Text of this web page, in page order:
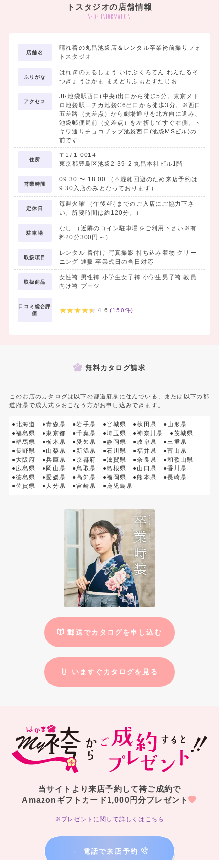
トスタジオの店舗情報
shop information
店舗名
晴れ着の丸昌池袋店＆レンタル卒業袴前撮りフォ
トスタジオ
ふりがな
はれぎのまるしょう いけぶくろてん れんたるそ
つぎょうはかま まえどりふぉとすたじお
アクセス
JR池袋駅西口(中央)出口から徒歩5分。東京メト
ロ池袋駅エチカ池袋C6出口から徒歩3分。※西口
五差路（交差点）から劇場通りを北方向に進み、
池袋郵便局前（交差点）を左折してすぐ右側。ト
キワ通りチョコザップ池袋西口(池袋MSビル)の
前です
住所
〒171-0014
東京都豊島区池袋2-39-2 丸昌本社ビル1階
営業時間
09:30 〜 18:00
（⚠️混雑回避のため来店予約は
9:30入店のみとなっております）
定休日
毎週火曜 （午後4時までのご入店にご協力下さ
い。所要時間は約120分。）
駐車場
なし （近隣のコイン駐車場をご利用下さい※有
料20分300円～）
取扱項目
レンタル 着付け 写真撮影 持ち込み着物 クリー
ニング 通販 卒業式日の当日対応
取扱商品
女性袴 男性袴 小学生女子袴 小学生男子袴 教員
向け袴 ブーツ
口コミ総合評
価
4.6 (150件)
無料カタログ請求
このお店のカタログは以下の都道府県に住んでいる、または以下の都
道府県で成人式をおこなう方がお申し込みできます。
●北海道 ●青森県 ●岩手県 ●宮城県 ●秋田県
●山形県
●福島県
●東京都 ●千葉県 ●埼玉県 ●神奈川県
●茨城県
●群馬県
●栃木県 ●愛知県 ●静岡県 ●岐阜県
●三重県
●長野県
●山梨県 ●新潟県 ●石川県 ●福井県
●富山県
●大阪府
●兵庫県 ●京都府 ●滋賀県 ●奈良県
●和歌山県
●広島県
●岡山県 ●鳥取県 ●島根県 ●山口県
●香川県
●徳島県
●愛媛県 ●高知県 ●福岡県 ●熊本県
●長崎県
●佐賀県
●大分県 ●宮崎県 ●鹿児島県
郵送でカタログを申し込む
いますぐカタログを見る
当サイトより来店予約して袴ご成約で
Amazonギフトカード1,000円分プレゼント
※プレゼントに関して詳しくはこちら
→ 電話で来店予約